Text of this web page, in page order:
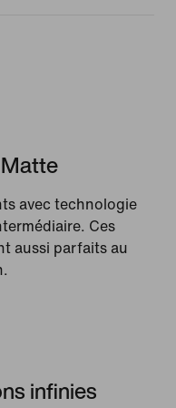
avec technologie
Ces
aussi parfaits au
infinies